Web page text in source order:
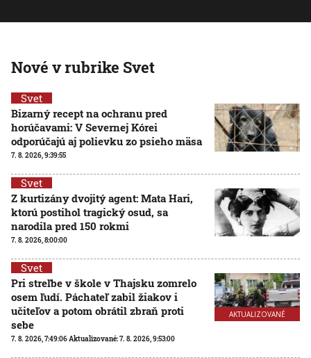
Nové v rubrike Svet
Svet
Bizarný recept na ochranu pred
horúčavami: V Severnej Kórei
odporúčajú aj polievku zo psieho mäsa
7. 8. 2026, 9:39:55
Svet
Z kurtizány dvojitý agent: Mata Hari,
ktorú postihol tragický osud, sa
narodila pred 150 rokmi
7. 8. 2026, 8:00:00
AKTUALIZOVANÉ
Svet
Pri streľbe v škole v Thajsku zomrelo
osem ľudí. Páchateľ zabil žiakov i
učiteľov a potom obrátil zbraň proti
sebe
7. 8. 2026, 7:49:06Aktualizované:7. 8. 2026, 9:53:00